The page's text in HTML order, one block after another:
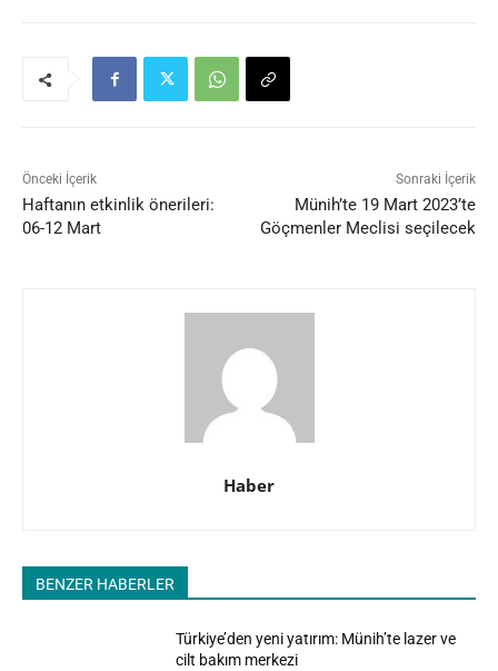
Önceki İçerik
Haftanın etkinlik önerileri:
06-12 Mart
Sonraki İçerik
Münih’te 19 Mart 2023’te
Göçmenler Meclisi seçilecek
Haber
BENZER HABERLER
Türkiye’den yeni yatırım: Münih’te lazer ve
cilt bakım merkezi